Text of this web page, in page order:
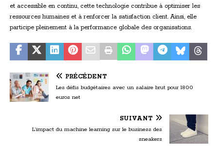
et accessible en continu, cette technologie contribue à optimiser les
ressources humaines et à renforcer la satisfaction client. Ainsi, elle
participe pleinement à la performance globale des organisations.
PRÉCÉDENT
Les défis budgétaires avec un salaire brut pour 1800
euros net
SUIVANT
L’impact du machine learning sur le business des
sneakers